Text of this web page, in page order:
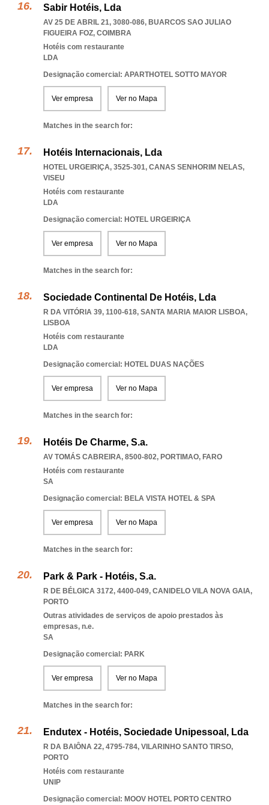
Sabir Hotéis, Lda
AV 25 DE ABRIL 21, 3080-086, BUARCOS SAO JULIAO
FIGUEIRA FOZ, COIMBRA
Hotéis com restaurante
LDA
Designação comercial: APARTHOTEL SOTTO MAYOR
Ver empresa Ver no Mapa
Matches in the search for:
Hotéis Internacionais, Lda
HOTEL URGEIRIÇA, 3525-301, CANAS SENHORIM NELAS,
VISEU
Hotéis com restaurante
LDA
Designação comercial: HOTEL URGEIRIÇA
Ver empresa Ver no Mapa
Matches in the search for:
Sociedade Continental De Hotéis, Lda
R DA VITÓRIA 39, 1100-618, SANTA MARIA MAIOR LISBOA,
LISBOA
Hotéis com restaurante
LDA
Designação comercial: HOTEL DUAS NAÇÕES
Ver empresa Ver no Mapa
Matches in the search for:
Hotéis De Charme, S.a.
AV TOMÁS CABREIRA, 8500-802, PORTIMAO, FARO
Hotéis com restaurante
SA
Designação comercial: BELA VISTA HOTEL & SPA
Ver empresa Ver no Mapa
Matches in the search for:
Park & Park - Hotéis, S.a.
R DE BÉLGICA 3172, 4400-049, CANIDELO VILA NOVA GAIA,
PORTO
Outras atividades de serviços de apoio prestados às
empresas, n.e.
SA
Designação comercial: PARK
Ver empresa Ver no Mapa
Matches in the search for:
Endutex - Hotéis, Sociedade Unipessoal, Lda
R DA BAIÔNA 22, 4795-784, VILARINHO SANTO TIRSO,
PORTO
Hotéis com restaurante
UNIP
Designação comercial: MOOV HOTEL PORTO CENTRO